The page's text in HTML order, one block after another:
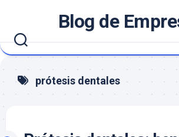
contenido
Blog de
prótesis dentales